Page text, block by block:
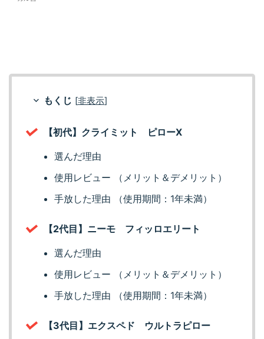
もくじ [非表示]
【初代】クライミット ピローX
選んだ理由
使用レビュー （メリット＆デメリット）
手放した理由 （使用期間：1年未満）
【2代目】ニーモ フィッロエリート
選んだ理由
使用レビュー （メリット＆デメリット）
手放した理由 （使用期間：1年未満）
【3代目】エクスペド ウルトラピロー